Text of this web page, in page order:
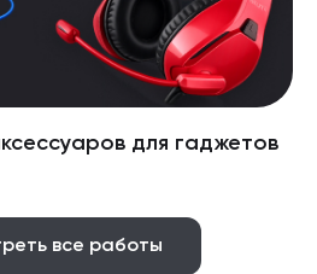
для гаджетов
все работы